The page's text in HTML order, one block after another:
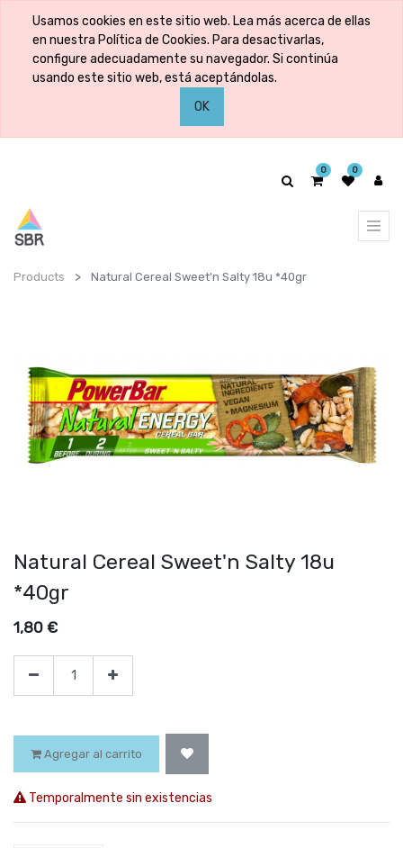
Usamos cookies en este sitio web. Lea más acerca de ellas
en nuestra Política de Cookies. Para desactivarlas,
configure adecuadamente su navegador. Si continúa
usando este sitio web, está aceptándolas.
OK
0 0
Products Natural Cereal Sweet'n Salty 18u *40gr
Natural Cereal Sweet'n Salty 18u
*40gr
1,80 €
Agregar al carrito
Temporalmente sin existencias